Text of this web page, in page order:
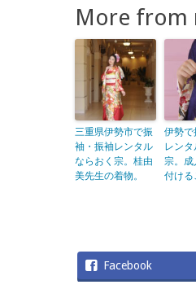
More from
三重県伊勢市で振
袖・振袖レンタル
ならおく宗。桂由
美先生の着物。
伊勢で
レンタ
宗。成
付ける
Facebook